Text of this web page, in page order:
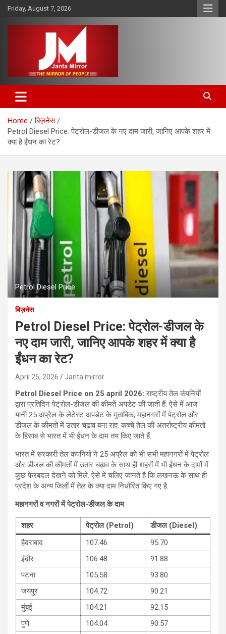
Skip
content
Friday, August 7, 2026
Janta Mirror
Home
बिज़नेस
Petrol Diesel Price: पेट्रोल-डीजल के नए दाम जारी, जानिए आपके शहर में
क्या है ईंधन का रेट?
Petrol Diesel Price
बिज़नेस
Petrol Diesel Price: पेट्रोल-डीजल के
नए दाम जारी, जानिए आपके शहर में क्या है
ईंधन का रेट?
April 25, 2026 Janta mirror
Petrol Diesel Price on 25 april 2026: राष्ट्रीय तेल कंपनियों
द्वारा प्रतिदिन पेट्रोल-डीजल की कीमतें अपडेट की जाती हैं. ऐसे में आज
यानी 25 अप्रैल के लेटेस्ट अपडेट के मुताबिक, महानगरों में पेट्रोल और
डीजल के कीमतों में उतार चढाव बना रहा. कच्चे तेल की अंतर्राष्ट्रीय कीमतों
के हिसाब से भारत में भी ईंधन के दाम तय किए जाते हैं.
भारत में सरकारी तेल कंपनियों ने 25 अप्रैल को भी सभी महानगरों में पेट्रोल
और डीजल की कीमतों में उतार चढ़ाव के साथ ही शहरों में भी ईंधन के दामों में
कुछ फेरबदल देखने को मिले. ऐसे में चलि‍ए जानते है कि लखनऊ के साथ ही
प्रदेश के अन्‍य जिलों में तेल के क्या दाम निर्धारित किए गए है.
महानगरों व नगरों में पेट्रोल-डीजल के दाम
शहर पेट्रोल (Petrol)
डीजल (Diesel)
हैदराबाद
107.46
95.70
इंदौर
106.48
91.88
पटना
105.58
93.80
जयपुर
104.72
90.21
मुंबई
104.21
92.15
पुणे
104.04
90.57